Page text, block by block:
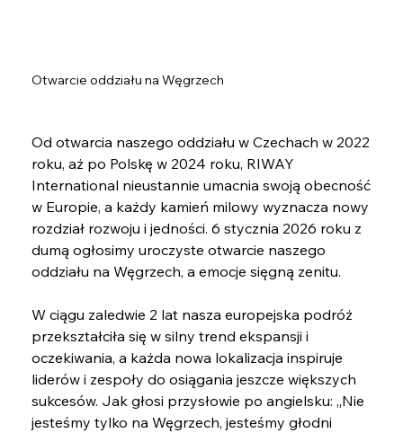
Otwarcie oddziału na Węgrzech
Od otwarcia naszego oddziału w Czechach w 2022
roku, aż po Polskę w 2024 roku, RIWAY
International nieustannie umacnia swoją obecność
w Europie, a każdy kamień milowy wyznacza nowy
rozdział rozwoju i jedności. 6 stycznia 2026 roku z
dumą ogłosimy uroczyste otwarcie naszego
oddziału na Węgrzech, a emocje sięgną zenitu.
W ciągu zaledwie 2 lat nasza europejska podróż
przekształciła się w silny trend ekspansji i
oczekiwania, a każda nowa lokalizacja inspiruje
liderów i zespoły do ​​osiągania jeszcze większych
sukcesów. Jak głosi przysłowie po angielsku: „Nie
jesteśmy tylko na Węgrzech, jesteśmy głodni